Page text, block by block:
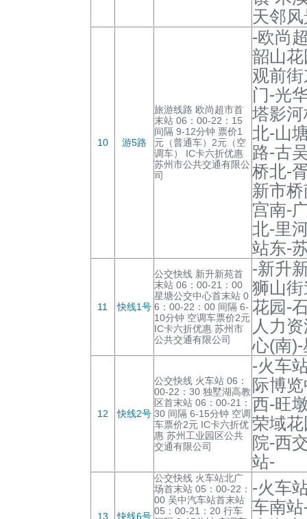
天邻
10 游5路
旅游线路 欧尚超市首
末站 06：00-22：15
间隔 9-12分钟 票价1
元（普通车）2元（空
调车） IC卡六折优惠
苏州市公共交通有限公
司
-欧尚
韶山
观前
门-光
塔影
北-山
路-古
桥北-
新市
宫南-
北-里
站东-
11 快线1号
公交快线 新升新苑首
末站 06：00-21：00
星塘公交中心首末站 0
6：00-22：00 间隔 6-
10分钟 空调车票价2元
IC卡六折优惠 苏州市
公共交通有限公司
-新升
狮山
花园-
人力
心(南
12 快线2号
公交快线 火车站 06：
00-22：30 独墅湖高教
区首末站 06：00-21：
30 间隔 6-15分钟 空调
车票价2元 IC卡六折优
惠 苏州工业园区公共
交通有限公司
-火车
际博
西-旺
荣域
院-西
站-
13 快线6号
公交快线 火车站北广
场首末站 05：00-22：
00 吴中汽车站首末站
05：00-21：20 行车
-火车
车南